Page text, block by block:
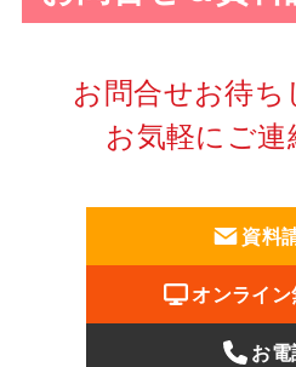
お問合せお待ち
お気軽にご連
資料
オンライ
お